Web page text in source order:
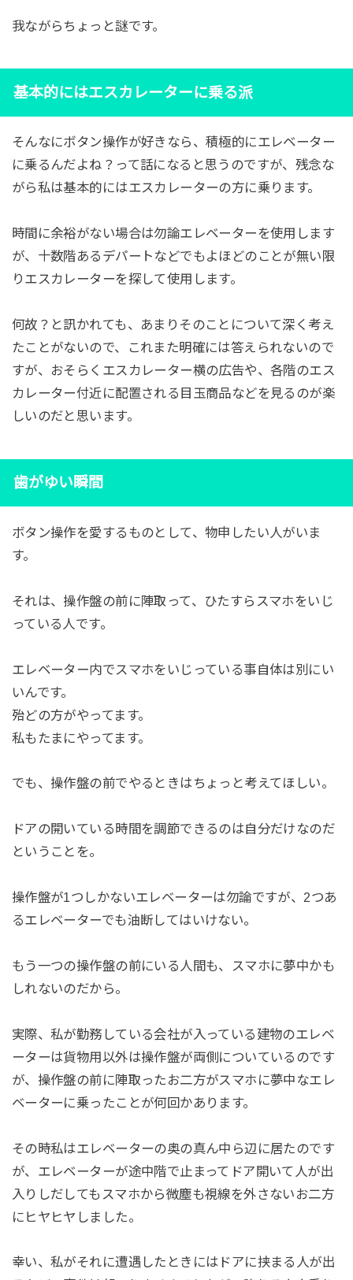
我ながらちょっと謎です。
基本的にはエスカレーターに乗る派
そんなにボタン操作が好きなら、積極的にエレベーター
に乗るんだよね？って話になると思うのですが、残念な
がら私は基本的にはエスカレーターの方に乗ります。
時間に余裕がない場合は勿論エレベーターを使用します
が、十数階あるデパートなどでもよほどのことが無い限
りエスカレーターを探して使用します。
何故？と訊かれても、あまりそのことについて深く考え
たことがないので、これまた明確には答えられないので
すが、おそらくエスカレーター横の広告や、各階のエス
カレーター付近に配置される目玉商品などを見るのが楽
しいのだと思います。
歯がゆい瞬間
ボタン操作を愛するものとして、物申したい人がいま
す。
それは、操作盤の前に陣取って、ひたすらスマホをいじ
っている人です。
エレベーター内でスマホをいじっている事自体は別にい
いんです。
殆どの方がやってます。
私もたまにやってます。
でも、操作盤の前でやるときはちょっと考えてほしい。
ドアの開いている時間を調節できるのは自分だけなのだ
ということを。
操作盤が1つしかないエレベーターは勿論ですが、2つあ
るエレベーターでも油断してはいけない。
もう一つの操作盤の前にいる人間も、スマホに夢中かも
しれないのだから。
実際、私が勤務している会社が入っている建物のエレベ
ーターは貨物用以外は操作盤が両側についているのです
が、操作盤の前に陣取ったお二方がスマホに夢中なエレ
ベーターに乗ったことが何回かあります。
その時私はエレベーターの奥の真ん中ら辺に居たのです
が、エレベーターが途中階で止まってドア開いて人が出
入りしだしてもスマホから微塵も視線を外さないお二方
にヒヤヒヤしました。
幸い、私がそれに遭遇したときにはドアに挟まる人が出